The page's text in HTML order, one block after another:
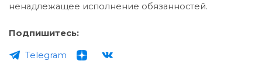
ненадлежащее исполнение обязанностей.
Подпишитесь:
Telegram